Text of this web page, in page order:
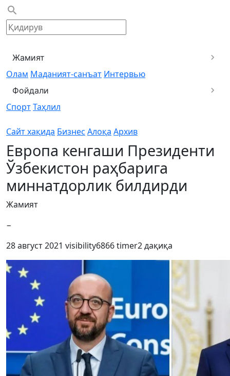
Жамият
Олам Маданият-санъат Интервью
Фойдали
СпортТаҳлил
Сайт хақида Бизнес Алоқа Архив
Европа кенгаши Президенти
Ўзбекистон раҳбарига
миннатдорлик билдирди
Жамият
−
28 август 2021 visibility6866timer2 дақиқа